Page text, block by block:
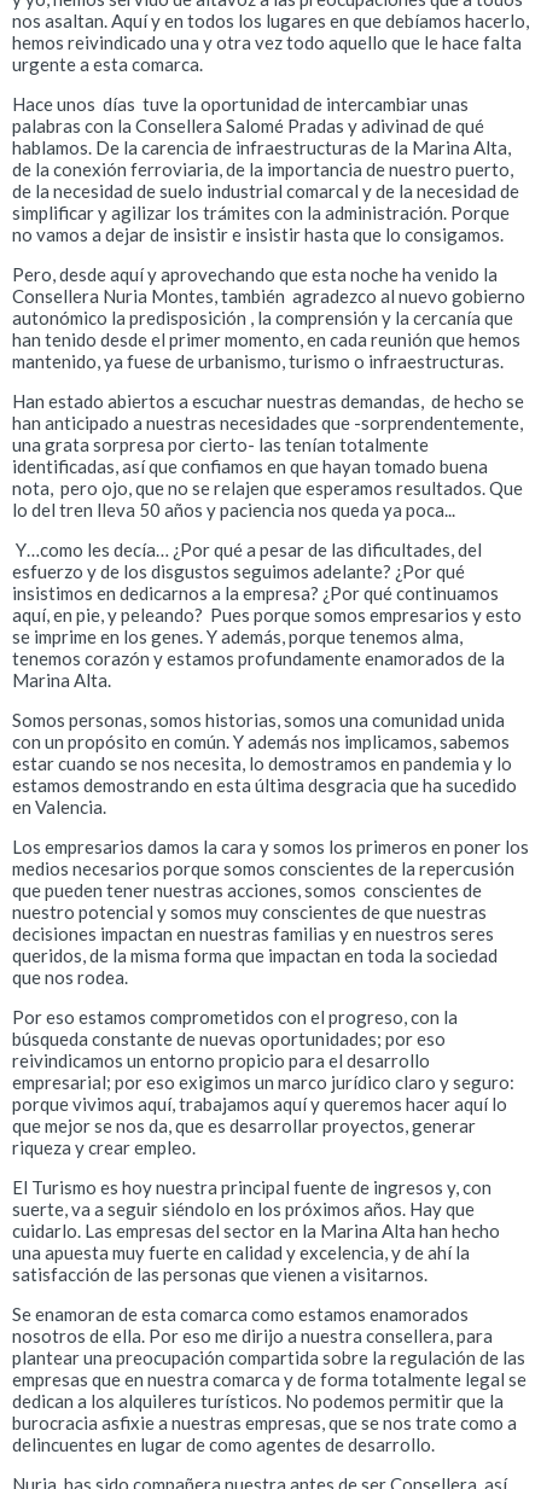
nos asaltan. Aquí y en todos los lugares en que debíamos hacerlo,
hemos reivindicado una y otra vez todo aquello que le hace falta
urgente a esta comarca.
Hace unos días tuve la oportunidad de intercambiar unas
palabras con la Consellera Salomé Pradas y adivinad de qué
hablamos. De la carencia de infraestructuras de la Marina Alta,
de la conexión ferroviaria, de la importancia de nuestro puerto,
de la necesidad de suelo industrial comarcal y de la necesidad de
simplificar y agilizar los trámites con la administración. Porque
no vamos a dejar de insistir e insistir hasta que lo consigamos.
Pero, desde aquí y aprovechando que esta noche ha venido la
Consellera Nuria Montes, también agradezco al nuevo gobierno
autonómico la predisposición , la comprensión y la cercanía que
han tenido desde el primer momento, en cada reunión que hemos
mantenido, ya fuese de urbanismo, turismo o infraestructuras.
Han estado abiertos a escuchar nuestras demandas, de hecho se
han anticipado a nuestras necesidades que -sorprendentemente,
una grata sorpresa por cierto- las tenían totalmente
identificadas, así que confiamos en que hayan tomado buena
nota, pero ojo, que no se relajen que esperamos resultados. Que
lo del tren lleva 50 años y paciencia nos queda ya poca...
Y…como les decía… ¿Por qué a pesar de las dificultades, del
esfuerzo y de los disgustos seguimos adelante? ¿Por qué
insistimos en dedicarnos a la empresa? ¿Por qué continuamos
aquí, en pie, y peleando? Pues porque somos empresarios y esto
se imprime en los genes. Y además, porque tenemos alma,
tenemos corazón y estamos profundamente enamorados de la
Marina Alta.
Somos personas, somos historias, somos una comunidad unida
con un propósito en común. Y además nos implicamos, sabemos
estar cuando se nos necesita, lo demostramos en pandemia y lo
estamos demostrando en esta última desgracia que ha sucedido
en Valencia.
Los empresarios damos la cara y somos los primeros en poner los
medios necesarios porque somos conscientes de la repercusión
que pueden tener nuestras acciones, somos conscientes de
nuestro potencial y somos muy conscientes de que nuestras
decisiones impactan en nuestras familias y en nuestros seres
queridos, de la misma forma que impactan en toda la sociedad
que nos rodea.
Por eso estamos comprometidos con el progreso, con la
búsqueda constante de nuevas oportunidades; por eso
reivindicamos un entorno propicio para el desarrollo
empresarial; por eso exigimos un marco jurídico claro y seguro:
porque vivimos aquí, trabajamos aquí y queremos hacer aquí lo
que mejor se nos da, que es desarrollar proyectos, generar
riqueza y crear empleo.
El Turismo es hoy nuestra principal fuente de ingresos y, con
suerte, va a seguir siéndolo en los próximos años. Hay que
cuidarlo. Las empresas del sector en la Marina Alta han hecho
una apuesta muy fuerte en calidad y excelencia, y de ahí la
satisfacción de las personas que vienen a visitarnos.
Se enamoran de esta comarca como estamos enamorados
nosotros de ella. Por eso me dirijo a nuestra consellera, para
plantear una preocupación compartida sobre la regulación de las
empresas que en nuestra comarca y de forma totalmente legal se
dedican a los alquileres turísticos. No podemos permitir que la
burocracia asfixie a nuestras empresas, que se nos trate como a
delincuentes en lugar de como agentes de desarrollo.
Nuria, has sido compañera nuestra antes de ser Consellera, así